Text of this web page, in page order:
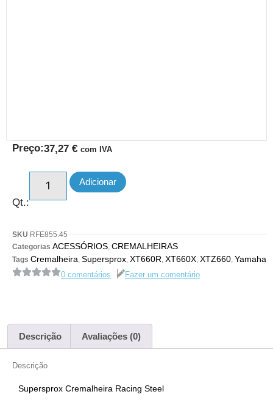
Preço:37,27 € com IVA
Qt.:
Adicionar
SKU RFE855.45
Categorias ACESSÓRIOS, CREMALHEIRAS
Tags Cremalheira, Supersprox, XT660R, XT660X, XTZ660, Yamaha
0 comentários Fazer um comentário
Descrição Avaliações (0)
Descrição
Supersprox Cremalheira Racing Steel